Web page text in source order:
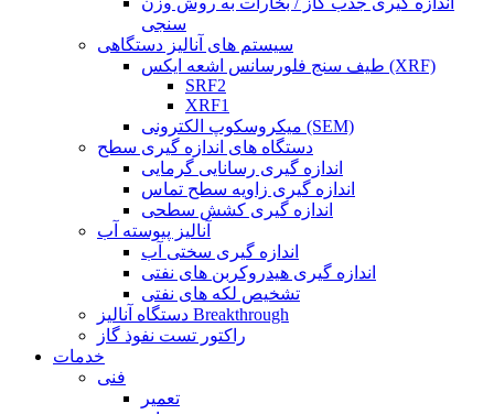
سنجی
سیستم های آنالیز دستگاهی
طیف سنج فلورسانس اشعه ایکس (XRF)
SRF2
XRF1
میکروسکوپ الکترونی (SEM)
دستگاه های اندازه گیری سطح
اندازه گیری رسانایی گرمایی
اندازه گیری زاویه سطح تماس
اندازه گیری کشش سطحی
آنالیز پیوسته آب
اندازه گیری سختی آب
اندازه گیری هیدروکربن های نفتی
تشخیص لکه های نفتی
دستگاه آنالیز Breakthrough
راکتور تست نفوذ گاز
خدمات
فنی
تعمیر